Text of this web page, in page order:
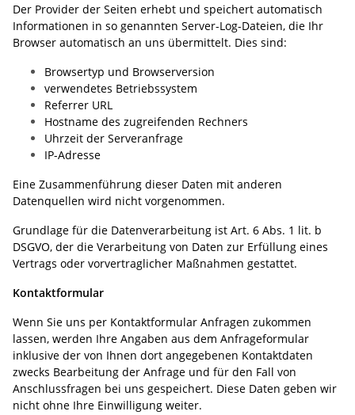
Der Provider der Seiten erhebt und speichert automatisch
Informationen in so genannten Server-Log-Dateien, die Ihr
Browser automatisch an uns übermittelt. Dies sind:
Browsertyp und Browserversion
verwendetes Betriebssystem
Referrer URL
Hostname des zugreifenden Rechners
Uhrzeit der Serveranfrage
IP-Adresse
Eine Zusammenführung dieser Daten mit anderen
Datenquellen wird nicht vorgenommen.
Grundlage für die Datenverarbeitung ist Art. 6 Abs. 1 lit. b
DSGVO, der die Verarbeitung von Daten zur Erfüllung eines
Vertrags oder vorvertraglicher Maßnahmen gestattet.
Kontaktformular
Wenn Sie uns per Kontaktformular Anfragen zukommen
lassen, werden Ihre Angaben aus dem Anfrageformular
inklusive der von Ihnen dort angegebenen Kontaktdaten
zwecks Bearbeitung der Anfrage und für den Fall von
Anschlussfragen bei uns gespeichert. Diese Daten geben wir
nicht ohne Ihre Einwilligung weiter.